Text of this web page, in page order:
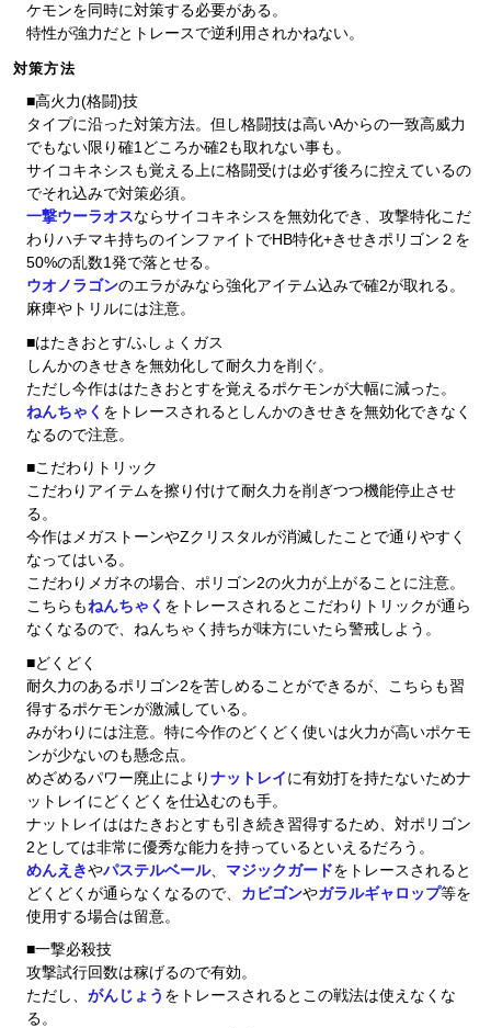
ケモンを同時に対策する必要がある。
特性が強力だとトレースで逆利用されかねない。
対策方法
■高火力(格闘)技
タイプに沿った対策方法。但し格闘技は高いAからの一致高威力
でもない限り確1どころか確2も取れない事も。
サイコキネシスも覚える上に格闘受けは必ず後ろに控えているの
でそれ込みで対策必須。
一撃ウーラオスならサイコキネシスを無効化でき、攻撃特化こだ
わりハチマキ持ちのインファイトでHB特化+きせきポリゴン２を
50%の乱数1発で落とせる。
ウオノラゴンのエラがみなら強化アイテム込みで確2が取れる。
麻痺やトリルには注意。
■はたきおとす/ふしょくガス
しんかのきせきを無効化して耐久力を削ぐ。
ただし今作ははたきおとすを覚えるポケモンが大幅に減った。
ねんちゃく をトレースされるとしんかのきせきを無効化できなく
なるので注意。
■こだわりトリック
こだわりアイテムを擦り付けて耐久力を削ぎつつ機能停止させ
る。
今作はメガストーンやZクリスタルが消滅したことで通りやすく
なってはいる。
こだわりメガネの場合、ポリゴン2の火力が上がることに注意。
こちらもねんちゃく をトレースされるとこだわりトリックが通ら
なくなるので、ねんちゃく持ちが味方にいたら警戒しよう。
■どくどく
耐久力のあるポリゴン2を苦しめることができるが、こちらも習
得するポケモンが激減している。
みがわりには注意。特に今作のどくどく使いは火力が高いポケモ
ンが少ないのも懸念点。
めざめるパワー廃止により ナットレイ に有効打を持たないためナ
ットレイにどくどくを仕込むのも手。
ナットレイははたきおとすも引き続き習得するため、対ポリゴン
2としては非常に優秀な能力を持っているといえるだろう。
めんえきやパステルベール、 マジックガードをトレースされると
どくどくが通らなくなるので、 カビゴンやガラルギャロップ等を
使用する場合は留意。
■一撃必殺技
攻撃試行回数は稼げるので有効。
ただし、 がんじょう をトレースされるとこの戦法は使えなくな
る。